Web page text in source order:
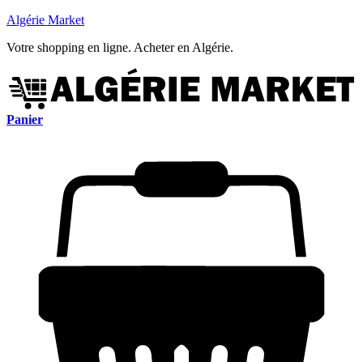
Algérie Market
Votre shopping en ligne. Acheter en Algérie.
Panier